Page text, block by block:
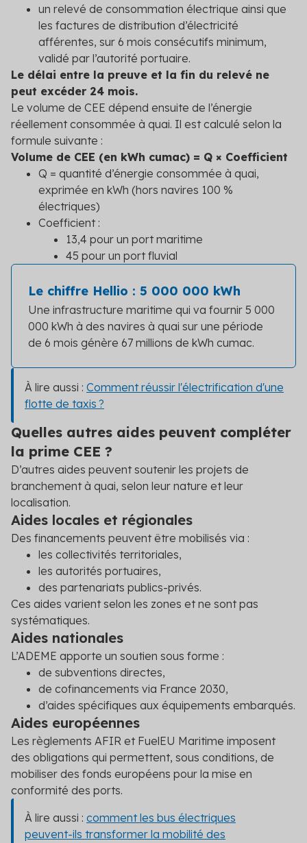
un relevé de consommation électrique ainsi que
les factures de distribution d’électricité
afférentes, sur 6 mois consécutifs minimum,
validé par l’autorité portuaire.
Le délai entre la preuve et la fin du relevé ne
peut excéder 24 mois.
Le volume de CEE dépend ensuite de l’énergie
réellement consommée à quai. Il est calculé selon la
formule suivante :
Volume de CEE (en kWh cumac) = Q × Coefficient
Q = quantité d’énergie consommée à quai,
exprimée en kWh (hors navires 100 %
électriques)
Coefficient :
13,4 pour un port maritime
45 pour un port fluvial
Le chiffre Hellio : 5 000 000 kWh
Une infrastructure maritime qui va fournir 5 000
000 kWh à des navires à quai sur une période
de 6 mois génère 67 millions de kWh cumac.
À lire aussi : Comment réussir l'électrification d'une
flotte de taxis ?
Quelles autres aides peuvent compléter
la prime CEE ?
D’autres aides peuvent soutenir les projets de
branchement à quai, selon leur nature et leur
localisation.
Aides locales et régionales
Des financements peuvent être mobilisés via :
les collectivités territoriales,
les autorités portuaires,
des partenariats publics-privés.
Ces aides varient selon les zones et ne sont pas
systématiques.
Aides nationales
L’ADEME apporte un soutien sous forme :
de subventions directes,
de cofinancements via France 2030,
d’aides spécifiques aux équipements embarqués.
Aides européennes
Les règlements AFIR et FuelEU Maritime imposent
des obligations qui permettent, sous conditions, de
mobiliser des fonds européens pour la mise en
conformité des ports.
À lire aussi : comment les bus électriques
peuvent-ils transformer la mobilité des